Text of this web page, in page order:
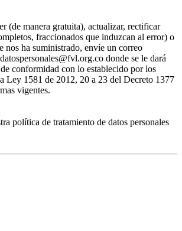
(de manera gratuita), actualizar, rectificar
fraccionados que induzcan al error) o
nos ha suministrado, envíe un correo
donde se le dará
conformidad con lo establecido por los
Ley 1581 de 2012, 20 a 23 del Decreto 1377
vigentes.
política de tratamiento de datos personales